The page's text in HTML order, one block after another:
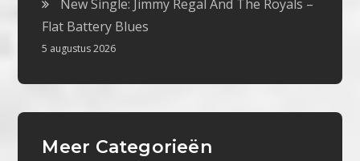
New Single: Jimmy Regal And The Royals –
Flat Battery Blues
5 augustus 2026
Meer Categorieën